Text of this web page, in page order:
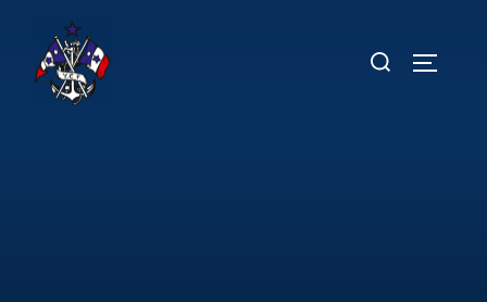
contenu
Rechercher :